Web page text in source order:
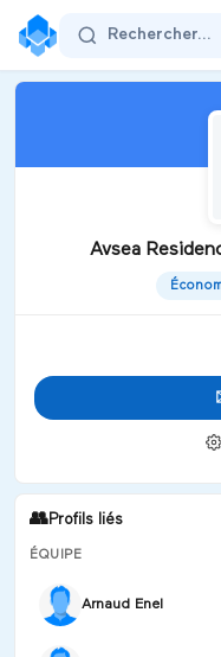
Rechercher...
Avsea
👥Profils liés
ÉQUIPE
Arnaud Enel